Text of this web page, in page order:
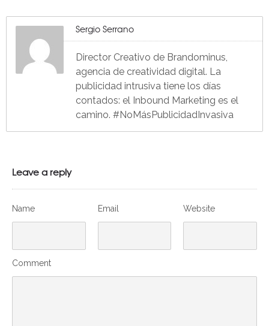
Sergio Serrano
Director Creativo de Brandominus,
agencia de creatividad digital. La
publicidad intrusiva tiene los días
contados: el Inbound Marketing es el
camino. #NoMásPublicidadInvasiva
Leave a reply
Name Email Website
Comment